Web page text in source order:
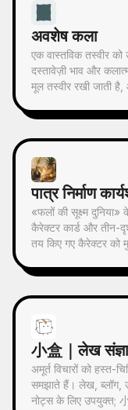
अवशेष कला
एक वास्तविक तस्वीर
दस्तावेज़ी भाव और
मूल तस्वीर रखी जाती
संकुचित किया जाता है।
प्रकाश-छाया संबंधों को
सके। चित्र का समग्र
बनावट पर ज़ोर देता है;
नीला, स्याही काला, ग्रे-
उचित स्थान पर एक
पर बहुत छोटा,
अवशेष श्रृंखला,
अंतिम काम मूल तस्वीर
एक स्थिर श्रृंखला
तस्वीर को एक स्वतंत्र
पात्र निर्माण
«फलों की सूक्ष्म
कैरेक्टर कार्ड और तीन-
तय किए गए कैरेक्टर को
कौशल का उपयोग करके,
小盒｜लेख
अमूर्त विचारों को हस्त-
समझाते हैं। लेख, ब्लॉग,
नोट्स के लिए उपयुक्त;